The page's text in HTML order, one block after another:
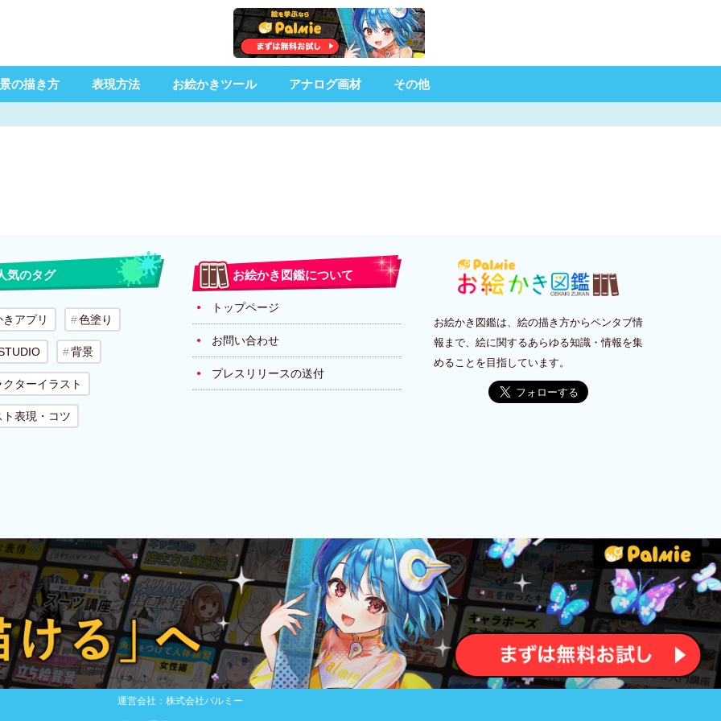
の描き方 表現方法 お絵かきツール アナログ画材 その他
気のタグ
アプリ 色塗り
背景
ターイラスト
ト表現・コツ
お絵かき図鑑について
トップページ
お問い合わせ
プレスリリースの送付
お絵かき図鑑は、絵の描き方からペンタブ情
報まで、絵に関するあらゆる知識・情報を集
めることを目指しています。
運営会社：株式会社パルミー